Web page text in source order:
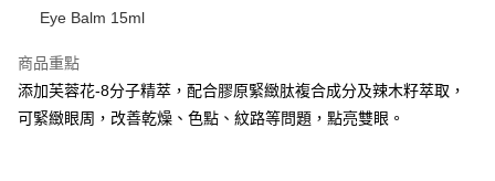
送貨方式
每筆HK$65.00，滿HK$300.00或以上免運費
順豐站及營業點 - 確認發貨後1-3個工作天送達
Eye Balm 15ml
商品重點
添加芙蓉花-8分子精萃，配合膠原緊緻肽複合成分及辣木籽萃取，
可緊緻眼周，改善乾燥、色點、紋路等問題，點亮雙眼。